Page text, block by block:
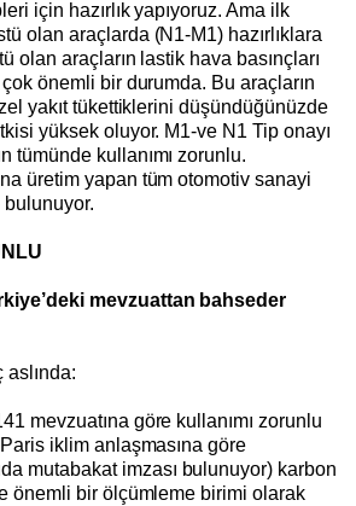
için hazırlık yapıyoruz. Ama ilk
olan araçlarda (N1-M1) hazırlıklara
olan araçların lastik hava basınçları
önemli bir durumda. Bu araçların
yakıt tükettiklerini düşündüğünüzde
yüksek oluyor. M1-ve N1 Tip onayı
tümünde kullanımı zorunlu.
üretim yapan tüm otomotiv sanayi
bulunuyor.
mevzuattan bahseder
aslında:
mevzuatına göre kullanımı zorunlu
iklim anlaşmasına göre
mutabakat imzası bulunuyor) karbon
önemli bir ölçümleme birimi olarak